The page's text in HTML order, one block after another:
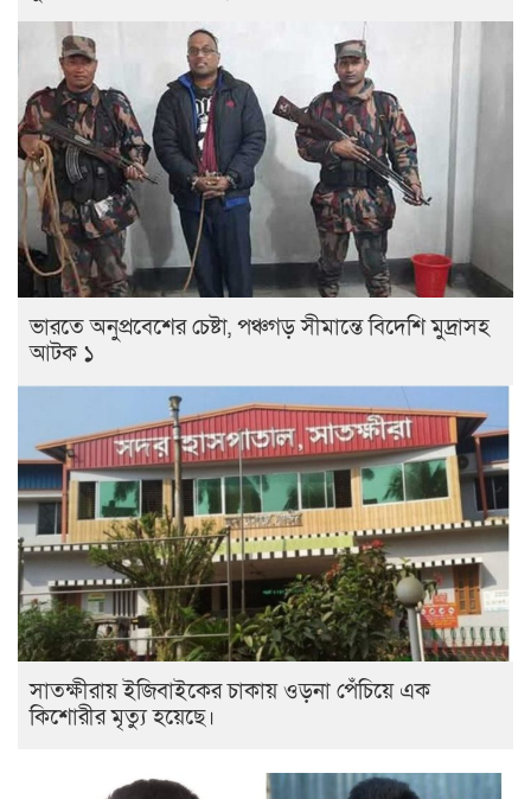
ভারতে অনুপ্রবেশের চেষ্টা, পঞ্চগড় সীমান্তে বিদেশি মুদ্রাসহ
আটক ১
সাতক্ষীরায় ইজিবাইকের চাকায় ওড়না পেঁচিয়ে এক
কিশোরীর মৃত্যু হয়েছে।